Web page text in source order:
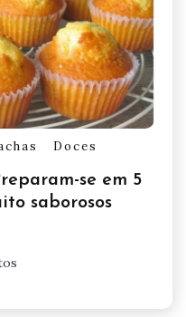
Doces
se em 5
saborosos